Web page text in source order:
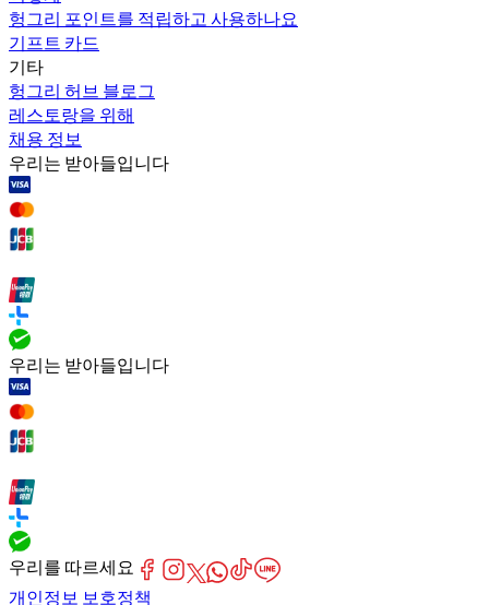
헝그리 포인트를 적립하고 사용하나요
기프트 카드
기타
헝그리 허브 블로그
레스토랑을 위해
채용 정보
우리는 받아들입니다
우리는 받아들입니다
우리를 따르세요
개인정보 보호정책